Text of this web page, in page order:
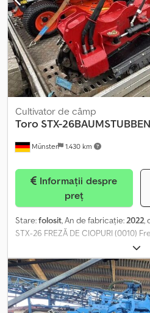
cadru - 1 clapetă reglabilă hidraulic
încărcător telescopic JCB - cadru
șuruburi - aprox. 1,50 m furtunuri
mufă pentru vehiculul purtător
Münster 1.430 km
Cultivator de câmp
Toro STX-
preț
Stare:folosit, An de fabricație:2022,
STX-26 FREZĂ DE CIOPURI (0010)
(0020) Motor Kawasaki cu 2 cilindri,
pe benzină (0040) Tracțiunea
foarte precisă. Djdpfxjxq H E Eo
cu precizie. (0060) Lungime: 241,3
(0080) Greutate proprie: 794 kg
de 18 litri (0100) Debit hidraulic: 51,1